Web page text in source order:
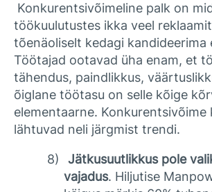
Konkurentsivõimeline palk on
töökuulutustes ikka veel
tõenäoliselt kedagi kandideerima
Töötajad ootavad üha enam, et
tähendus, paindlikkus,
õiglane töötasu on selle kõige
elementaarne. Konkurentsivõime
lähtuvad neli järgmist trendi.
8)
Jätkusuutlikkus pole
vajadus. Hiljutise